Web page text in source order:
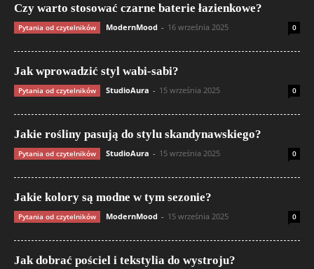
Czy warto stosować czarne baterie łazienkowe?
Pytania od czytelników ModernMood - 16 września 2025 0
Jak wprowadzić styl wabi-sabi?
Pytania od czytelników StudioAura - 15 września 2025 0
Jakie rośliny pasują do stylu skandynawskiego?
Pytania od czytelników StudioAura - 15 września 2025 0
Jakie kolory są modne w tym sezonie?
Pytania od czytelników ModernMood - 15 września 2025 0
Jak dobrać pościel i tekstylia do wystroju?